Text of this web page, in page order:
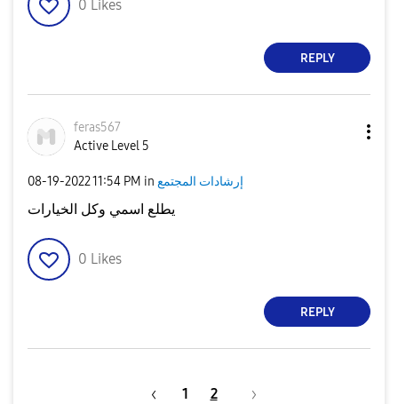
0 Likes
REPLY
feras567
Active Level 5
‎08-19-202211:54 PM in إرشادات المجتمع
يطلع اسمي وكل الخيارات
0 Likes
REPLY
1 2